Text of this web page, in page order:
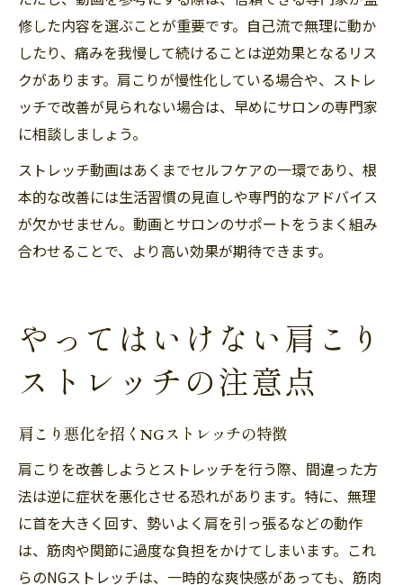
修した内容を選ぶことが重要です。自己流で無理に動か
したり、痛みを我慢して続けることは逆効果となるリス
クがあります。肩こりが慢性化している場合や、ストレ
ッチで改善が見られない場合は、早めにサロンの専門家
に相談しましょう。
ストレッチ動画はあくまでセルフケアの一環であり、根
本的な改善には生活習慣の見直しや専門的なアドバイス
が欠かせません。動画とサロンのサポートをうまく組み
合わせることで、より高い効果が期待できます。
やってはいけない肩こり
ストレッチの注意点
肩こり悪化を招くNGストレッチの特徴
肩こりを改善しようとストレッチを行う際、間違った方
法は逆に症状を悪化させる恐れがあります。特に、無理
に首を大きく回す、勢いよく肩を引っ張るなどの動作
は、筋肉や関節に過度な負担をかけてしまいます。これ
らのNGストレッチは、一時的な爽快感があっても、筋肉